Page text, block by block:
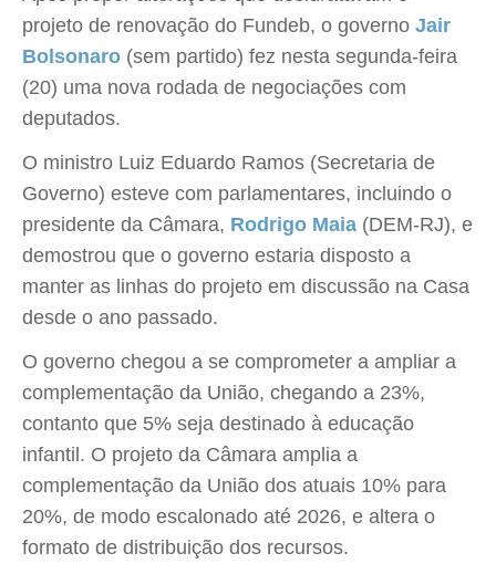
projeto de renovação do Fundeb, o governo Jair
Bolsonaro (sem partido) fez nesta segunda-feira
(20) uma nova rodada de negociações com
deputados.
O ministro Luiz Eduardo Ramos (Secretaria de
Governo) esteve com parlamentares, incluindo o
presidente da Câmara, Rodrigo Maia (DEM-RJ), e
demostrou que o governo estaria disposto a
manter as linhas do projeto em discussão na Casa
desde o ano passado.
O governo chegou a se comprometer a ampliar a
complementação da União, chegando a 23%,
contanto que 5% seja destinado à educação
infantil. O projeto da Câmara amplia a
complementação da União dos atuais 10% para
20%, de modo escalonado até 2026, e altera o
formato de distribuição dos recursos.